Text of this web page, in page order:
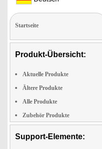
Startseite
Produkt-Übersicht:
Aktuelle Produkte
Ältere Produkte
Alle Produkte
Zubehör Produkte
Support-Elemente: